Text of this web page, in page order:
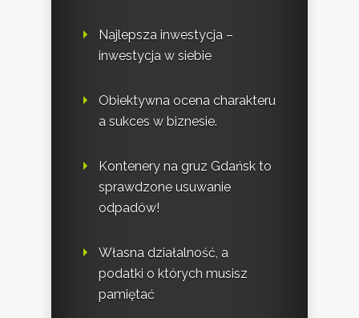
Najlepsza inwestycja –
inwestycja w siebie
Obiektywna ocena charakteru
a sukces w biznesie.
Kontenery na gruz Gdańsk to
sprawdzone usuwanie
odpadów!
Własna działalność, a
podatki o których musisz
pamiętać